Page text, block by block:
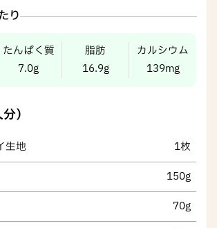
り
たんぱく質
7.0g
脂肪
16.9g
カルシウム
139mg
）
生地 1枚
150g
70g